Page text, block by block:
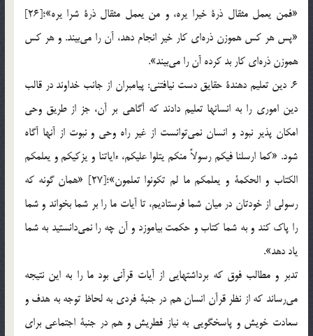
«فمن يعمل مثقال ذرة خيرا يره، و من يعمل مثقال ذرة شرا يره»؛[26]
«پس هر كس هموزن ذره‌اي كار خير انجام دهد، آن را مي‌بيند. و هر كس
هموزن ذره‌اي كار بد كرده آن را مي‌بيند».
6. دين تعليم دهندة حقايق دست نيافتني: پيامبران از جانب خداوند در قالب
دين اموري را به انسانها تعليم دادند كه آگاهي بر آن، جز از طريق وحي
امكان پذير نبود و انسان نمي‌توانست از غير راه وحي و نبوت از آنها آگاه
شود. «كما ارسلنا فيكم رسولاً منكم يتلوا عليكم، ءاياتنا و يزكيكم و يعلمكم
الكتاب و الحكمة و يعلمكم ما لم تكونوا تعلمون»؛[27] «همان گونه كه
رسولي از خودتان در ميان شما فرستاديم، تا آيات ما را بر شما بخواند و شما
را پاك كند و به شما كتاب و حكمت بياموزد و آن چه را نمي‌دانستيد به شما
ياد دهد».
تدبر و مطالب فوق كه برداشتهايي از آيات قرآني بود ما را به اين نتيجه
مي‌رساند كه از نظر قرآن انسان هم در جنبة فردي به لحاظ توجه به هدف و
سعادت خويش و پاسخگويي به نياز فطريش و هم در جنبة اجتماعي براي